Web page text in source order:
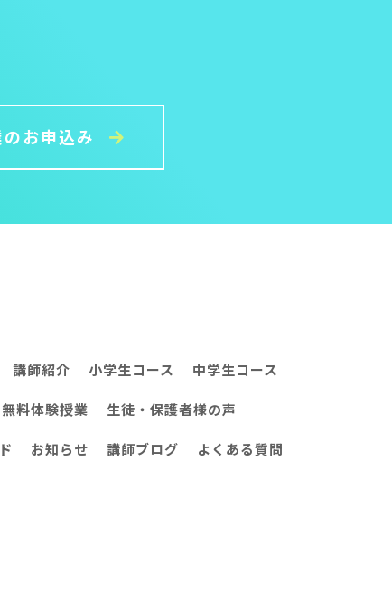
お申込み
講師紹介 小学生コース 中学生コース
無料体験授業 生徒・保護者様の声
お知らせ 講師ブログ よくある質問